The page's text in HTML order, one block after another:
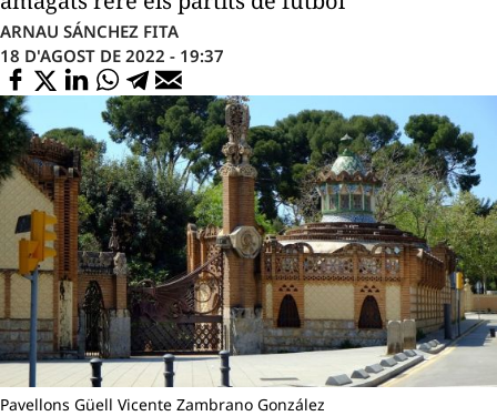
ARNAU SÁNCHEZ FITA
18 D'AGOST DE 2022 - 19:37
Pavellons Güell Vicente Zambrano González